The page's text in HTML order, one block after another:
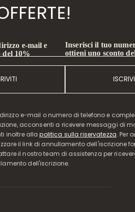
e-mail e
del 10%
Inserisci il tuo
ottieni uno sconto
e-mail o numero di telefono e
acconsenti a ricevere messaggi di
inoltre allapolitica sulla riservatezza. Per
il link di annullamento dell'iscrizione
il nostro team di assistenza per
dell'iscrizione.